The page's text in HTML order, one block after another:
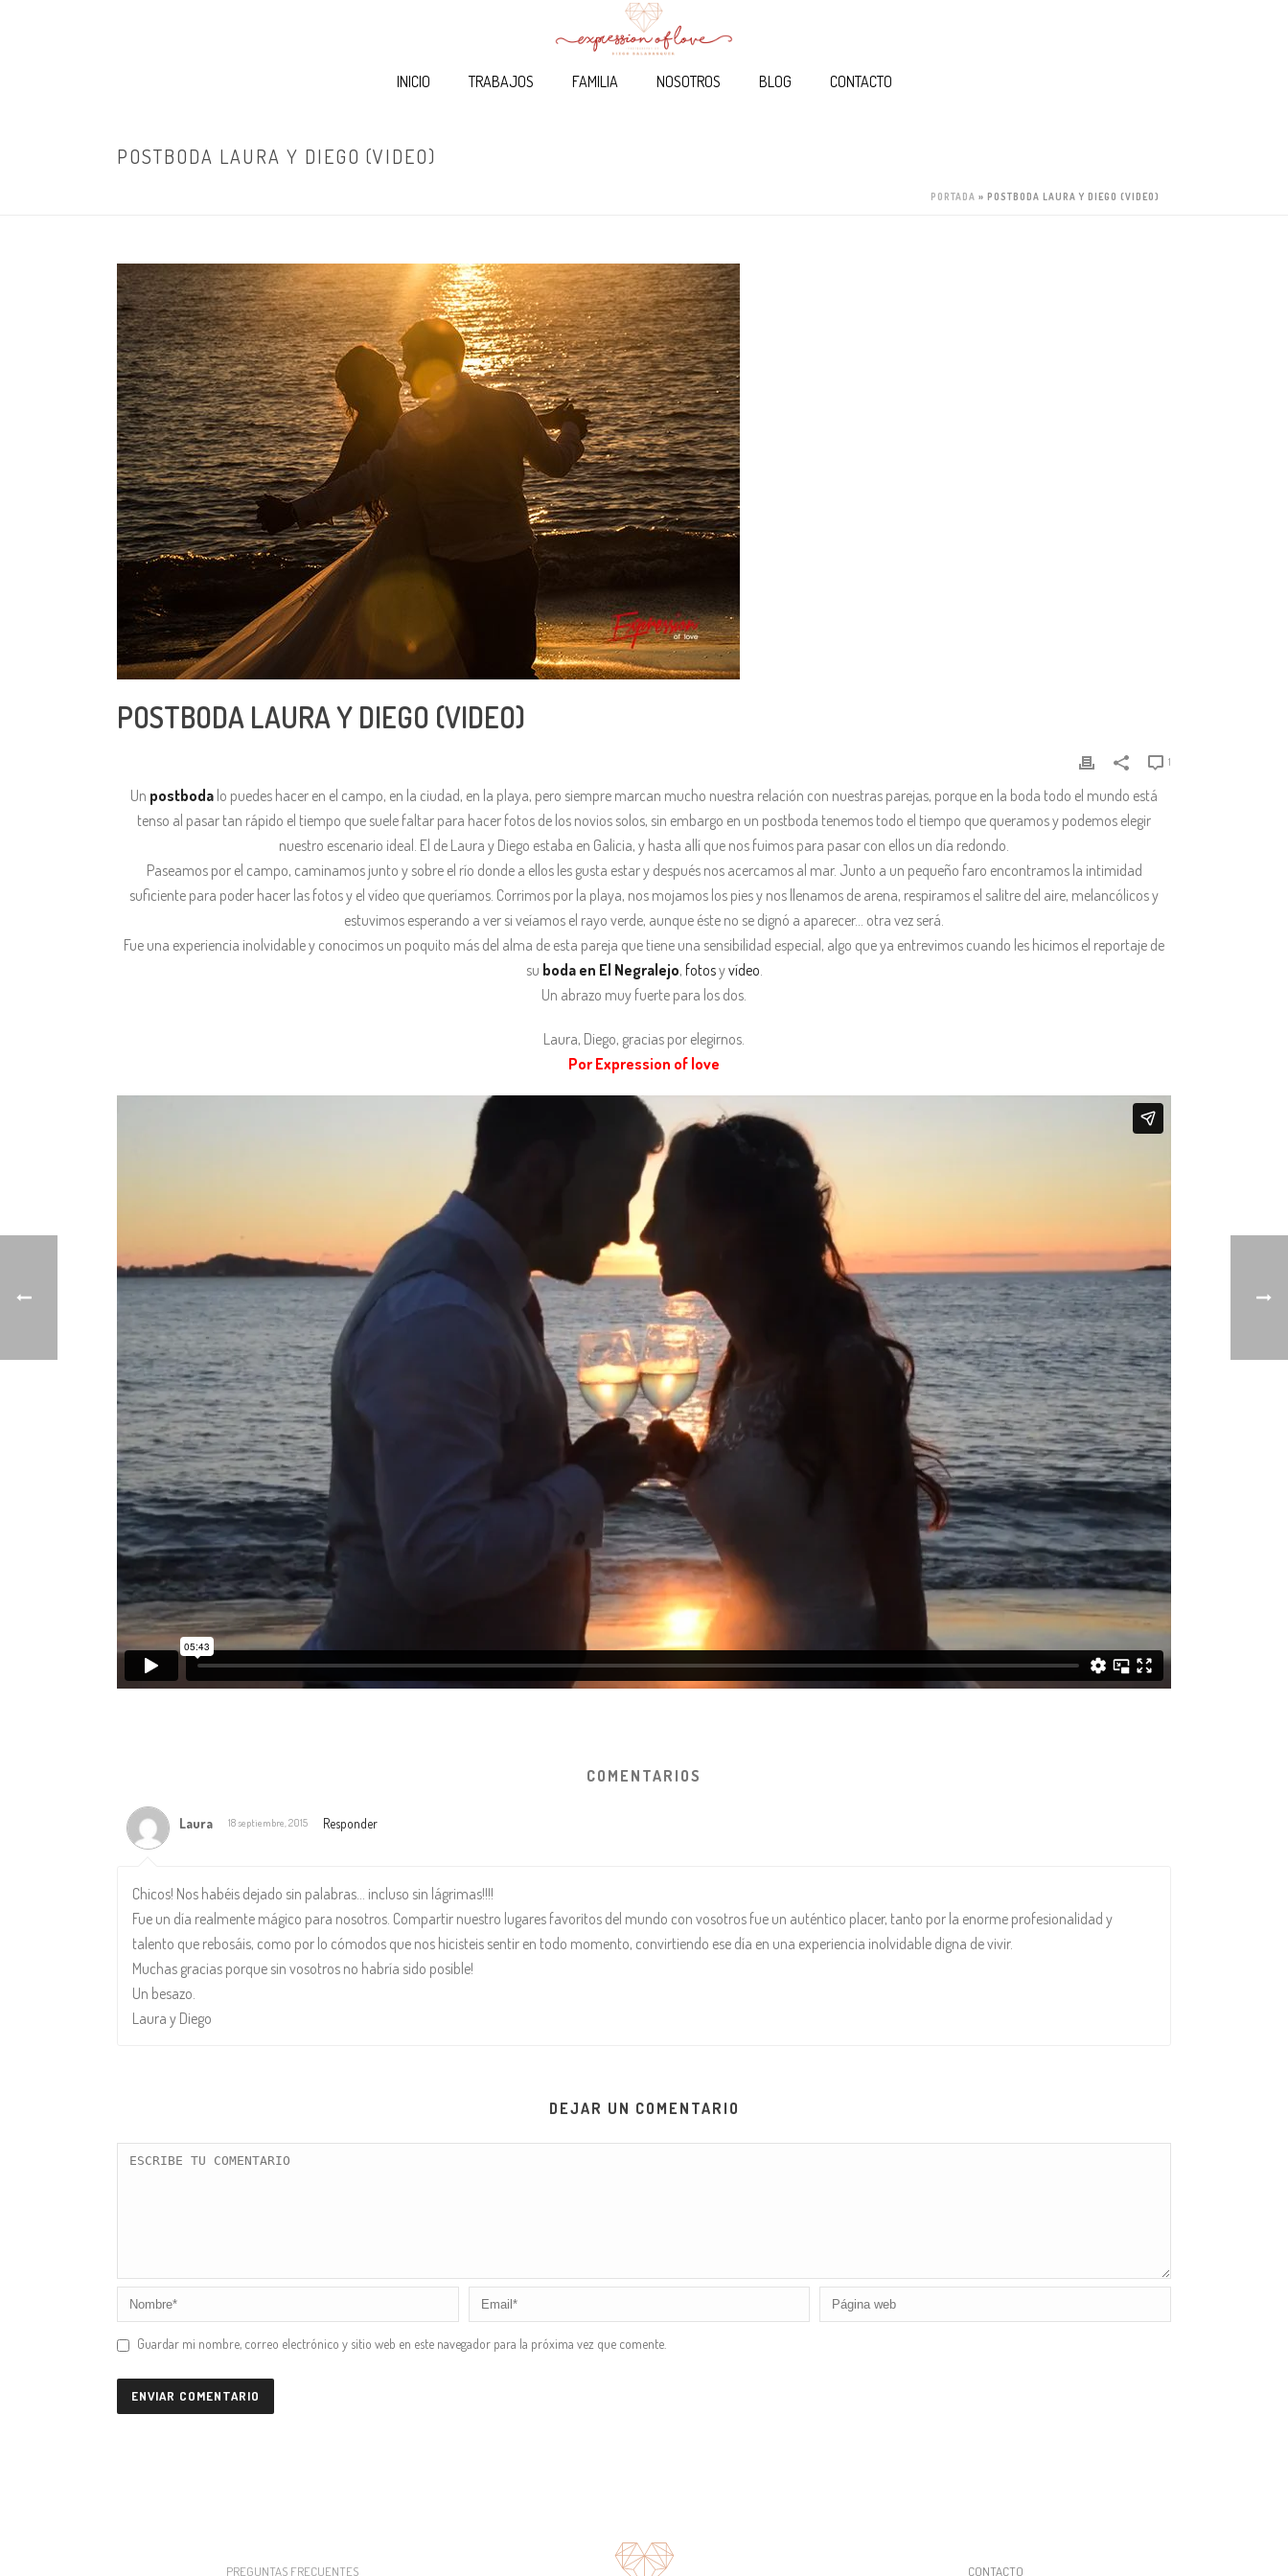
INICIO TRABAJOS FAMILIA NOSOTROS BLOG CONTACTO
POSTBODA LAURA Y DIEGO (VIDEO)
PORTADA » POSTBODA LAURA Y DIEGO (VIDEO)
POSTBODA LAURA Y DIEGO (VIDEO)
1
Un postboda lo puedes hacer en el campo, en la ciudad, en la playa, pero siempre marcan mucho nuestra relación con nuestras parejas, porque en la boda todo el mundo está
tenso al pasar tan rápido el tiempo que suele faltar para hacer fotos de los novios solos, sin embargo en un postboda tenemos todo el tiempo que queramos y podemos elegir
nuestro escenario ideal. El de Laura y Diego estaba en Galicia, y hasta allí que nos fuimos para pasar con ellos un día redondo.
Paseamos por el campo, caminamos junto y sobre el río donde a ellos les gusta estar y después nos acercamos al mar. Junto a un pequeño faro encontramos la intimidad
suficiente para poder hacer las fotos y el vídeo que queríamos. Corrimos por la playa, nos mojamos los pies y nos llenamos de arena, respiramos el salitre del aire, melancólicos y
estuvimos esperando a ver si veíamos el rayo verde, aunque éste no se dignó a aparecer… otra vez será.
Fue una experiencia inolvidable y conocimos un poquito más del alma de esta pareja que tiene una sensibilidad especial, algo que ya entrevimos cuando les hicimos el reportaje de
su boda en El Negralejo, fotosyvídeo.
Un abrazo muy fuerte para los dos.
Laura, Diego, gracias por elegirnos.
Por Expression of love
COMENTARIOS
Laura 18 septiembre, 2015 Responder
Chicos! Nos habéis dejado sin palabras… incluso sin lágrimas!!!!
Fue un día realmente mágico para nosotros. Compartir nuestro lugares favoritos del mundo con vosotros fue un auténtico placer, tanto por la enorme profesionalidad y
talento que rebosáis, como por lo cómodos que nos hicisteis sentir en todo momento, convirtiendo ese día en una experiencia inolvidable digna de vivir.
Muchas gracias porque sin vosotros no habría sido posible!
Un besazo.
Laura y Diego
DEJAR UN COMENTARIO
Guardar mi nombre, correo electrónico y sitio web en este navegador para la próxima vez que comente.
PREGUNTAS FRECUENTES CONTACTO